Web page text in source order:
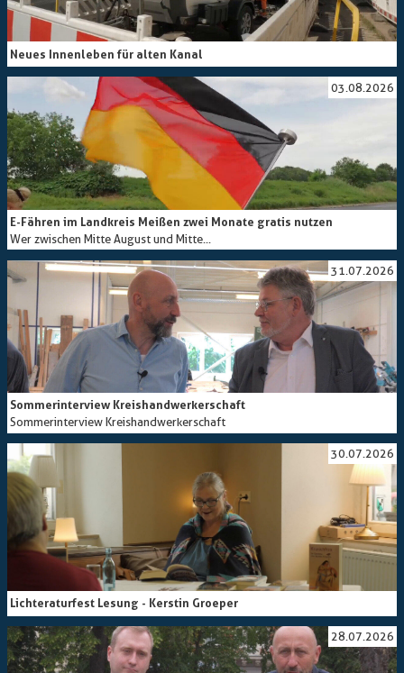
Neues Innenleben für alten Kanal
03.08.2026
E-Fähren im Landkreis Meißen zwei Monate gratis nutzen
Wer zwischen Mitte August und Mitte...
31.07.2026
Sommerinterview Kreishandwerkerschaft
Sommerinterview Kreishandwerkerschaft
30.07.2026
Lichteraturfest Lesung - Kerstin Groeper
28.07.2026